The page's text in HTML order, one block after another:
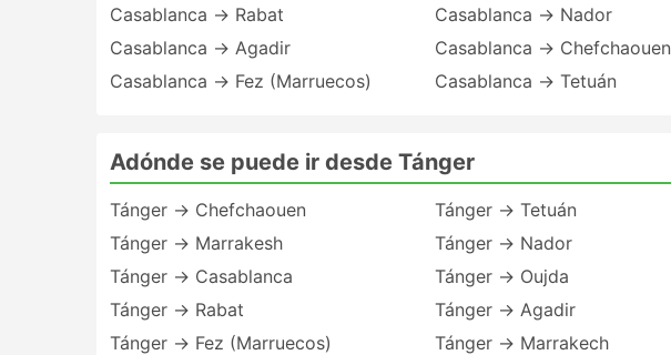
Casablanca → Rabat
Casablanca → Agadir
Casablanca → Fez (Marruecos)
Casablanca → Nador
Casablanca → Chefchaouen
Casablanca → Tetuán
Adónde se puede ir desde Tánger
Tánger → Chefchaouen
Tánger → Marrakesh
Tánger → Casablanca
Tánger → Rabat
Tánger → Fez (Marruecos)
Tánger → Tetuán
Tánger → Nador
Tánger → Oujda
Tánger → Agadir
Tánger → Marrakech